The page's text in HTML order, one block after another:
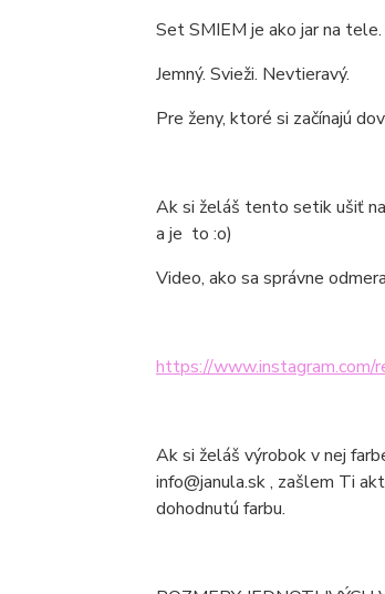
Set SMIEM je ako jar na tele.
Jemný. Svieži. Nevtieravý.
Pre ženy, ktoré si začínajú
Ak si želáš tento setik ušiť
a je to :o)
Video, ako sa správne
https://www.instagram.com/
Ak si želáš výrobok v nej
info@janula.sk , zašlem Ti
dohodnutú farbu.